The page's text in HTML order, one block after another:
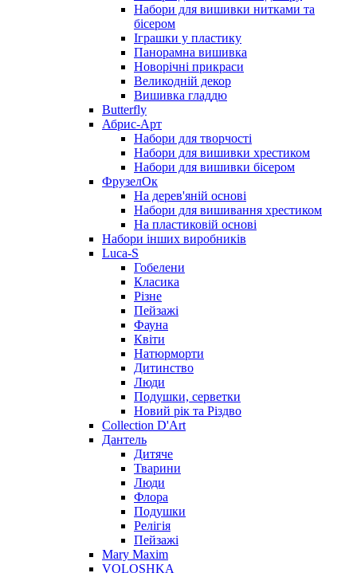
Набори для вишивки нитками та
бісером
Іграшки у пластику
Панорамна вишивка
Новорічні прикраси
Великодній декор
Вишивка гладдю
Butterfly
Абрис-Арт
Набори для творчості
Набори для вишивки хрестиком
Набори для вишивки бісером
ФрузелОк
На дерев'яній основі
Набори для вишивання хрестиком
На пластиковій основі
Набори інших виробників
Luca-S
Гобелени
Класика
Різне
Пейзажі
Фауна
Квіти
Натюрморти
Дитинство
Люди
Подушки, серветки
Новий рік та Різдво
Collection D'Art
Дантель
Дитяче
Тварини
Люди
Флора
Подушки
Релігія
Пейзажі
Mary Maxim
VOLOSHKA